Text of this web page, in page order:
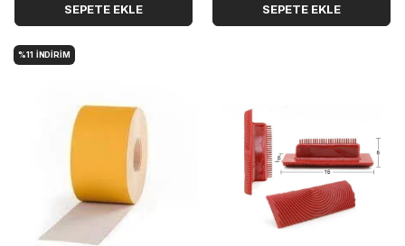
SEPETE EKLE SEPETE EKLE
%11 İNDIRIM